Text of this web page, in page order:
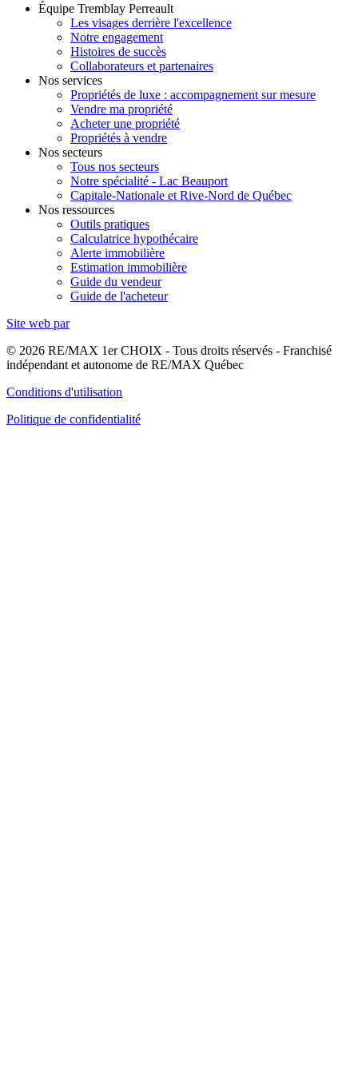
Équipe Tremblay Perreault
Les visages derrière l'excellence
Notre engagement
Histoires de succès
Collaborateurs et partenaires
Nos services
Propriétés de luxe : accompagnement sur mesure
Vendre ma propriété
Acheter une propriété
Propriétés à vendre
Nos secteurs
Tous nos secteurs
Notre spécialité - Lac Beauport
Capitale-Nationale et Rive-Nord de Québec
Nos ressources
Outils pratiques
Calculatrice hypothécaire
Alerte immobilière
Estimation immobilière
Guide du vendeur
Guide de l'acheteur
Site web par
© 2026 RE/MAX 1er CHOIX - Tous droits réservés - Franchisé
indépendant et autonome de RE/MAX Québec
Conditions d'utilisation
Politique de confidentialité